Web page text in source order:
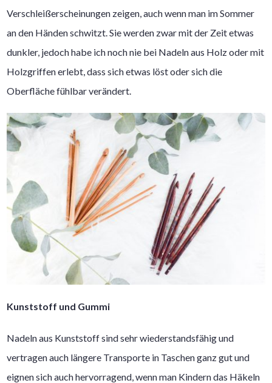
Verschleißerscheinungen zeigen, auch wenn man im Sommer
an den Händen schwitzt. Sie werden zwar mit der Zeit etwas
dunkler, jedoch habe ich noch nie bei Nadeln aus Holz oder mit
Holzgriffen erlebt, dass sich etwas löst oder sich die
Oberfläche fühlbar verändert.
Kunststoff und Gummi
Nadeln aus Kunststoff sind sehr wiederstandsfähig und
vertragen auch längere Transporte in Taschen ganz gut und
eignen sich auch hervorragend, wenn man Kindern das Häkeln